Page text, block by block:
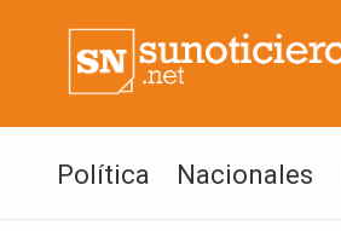
Política Nacionales